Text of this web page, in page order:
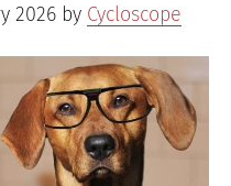
2026 by Cycloscope